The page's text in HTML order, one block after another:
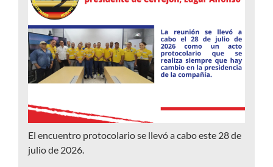
El encuentro protocolario se llevó a cabo este 28 de
julio de 2026.